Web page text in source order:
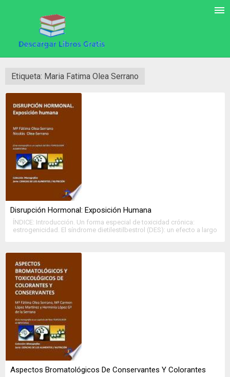
Etiqueta: Maria Fatima Olea Serrano
Disrupción Hormonal: Exposición Humana
ÍNDICE: Introducción. Un forma especial de toxicidad crónica:
estrogenicidad. El síndrome dietilestilbestrol (DES): un efecto a largo
experimentales con humanos. Agentes bociógenos y alimentación.
Derivados organoclorados: estudios epidemiológicos. Productos
sintéticos de materiales plásticos. Materiales en contacto con
alimentos: aditivos en materiales plásicos. Bibliografía.
Aspectos Bromatológicos De Conservantes Y Colorantes